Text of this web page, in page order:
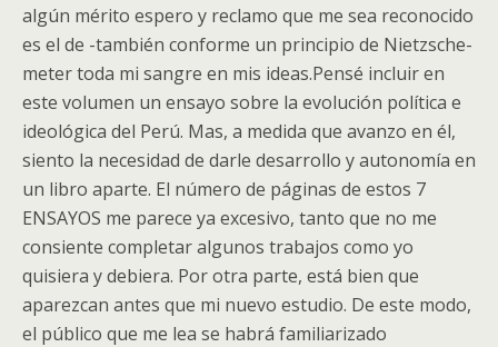
algún mérito espero y reclamo que me sea reconocido
es el de -también conforme un principio de Nietzsche-
meter toda mi sangre en mis ideas.Pensé incluir en
este volumen un ensayo sobre la evolución política e
ideológica del Perú. Mas, a medida que avanzo en él,
siento la necesidad de darle desarrollo y autonomía en
un libro aparte. El número de páginas de estos 7
ENSAYOS me parece ya excesivo, tanto que no me
consiente completar algunos trabajos como yo
quisiera y debiera. Por otra parte, está bien que
aparezcan antes que mi nuevo estudio. De este modo,
el público que me lea se habrá familiarizado